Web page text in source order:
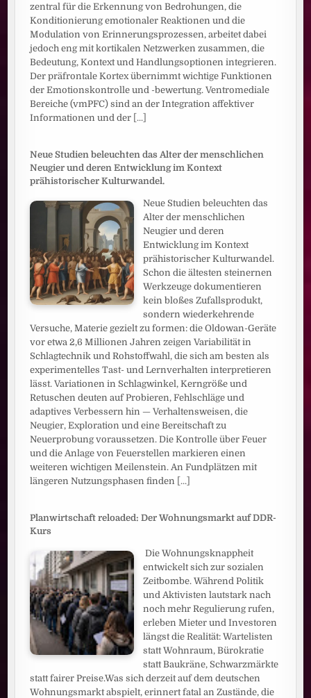
zentral für die Erkennung von Bedrohungen, die
Konditionierung emotionaler Reaktionen und die
Modulation von Erinnerungsprozessen, arbeitet dabei
jedoch eng mit kortikalen Netzwerken zusammen, die
Bedeutung, Kontext und Handlungsoptionen integrieren.
Der präfrontale Kortex übernimmt wichtige Funktionen
der Emotionskontrolle und -bewertung. Ventromediale
Bereiche (vmPFC) sind an der Integration affektiver
Informationen und der [...]
Neue Studien beleuchten das Alter der menschlichen
Neugier und deren Entwicklung im Kontext
prähistorischer Kulturwandel.
Neue Studien beleuchten das
Alter der menschlichen
Neugier und deren
Entwicklung im Kontext
prähistorischer Kulturwandel.
Schon die ältesten steinernen
Werkzeuge dokumentieren
kein bloßes Zufallsprodukt,
sondern wiederkehrende
Versuche, Materie gezielt zu formen: die Oldowan-Geräte
vor etwa 2,6 Millionen Jahren zeigen Variabilität in
Schlagtechnik und Rohstoffwahl, die sich am besten als
experimentelles Tast- und Lernverhalten interpretieren
lässt. Variationen in Schlagwinkel, Kerngröße und
Retuschen deuten auf Probieren, Fehlschläge und
adaptives Verbessern hin — Verhaltensweisen, die
Neugier, Exploration und eine Bereitschaft zu
Neuerprobung voraussetzen. Die Kontrolle über Feuer
und die Anlage von Feuerstellen markieren einen
weiteren wichtigen Meilenstein. An Fundplätzen mit
längeren Nutzungsphasen finden [...]
Planwirtschaft reloaded: Der Wohnungsmarkt auf DDR-
Kurs
Die Wohnungsknappheit
entwickelt sich zur sozialen
Zeitbombe. Während Politik
und Aktivisten lautstark nach
noch mehr Regulierung rufen,
erleben Mieter und Investoren
längst die Realität: Wartelisten
statt Wohnraum, Bürokratie
statt Baukräne, Schwarzmärkte
statt fairer Preise.Was sich derzeit auf dem deutschen
Wohnungsmarkt abspielt, erinnert fatal an Zustände, die